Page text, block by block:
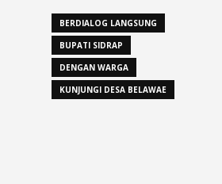
BERDIALOG LANGSUNG
BUPATI SIDRAP
DENGAN WARGA
KUNJUNGI DESA BELAWAE